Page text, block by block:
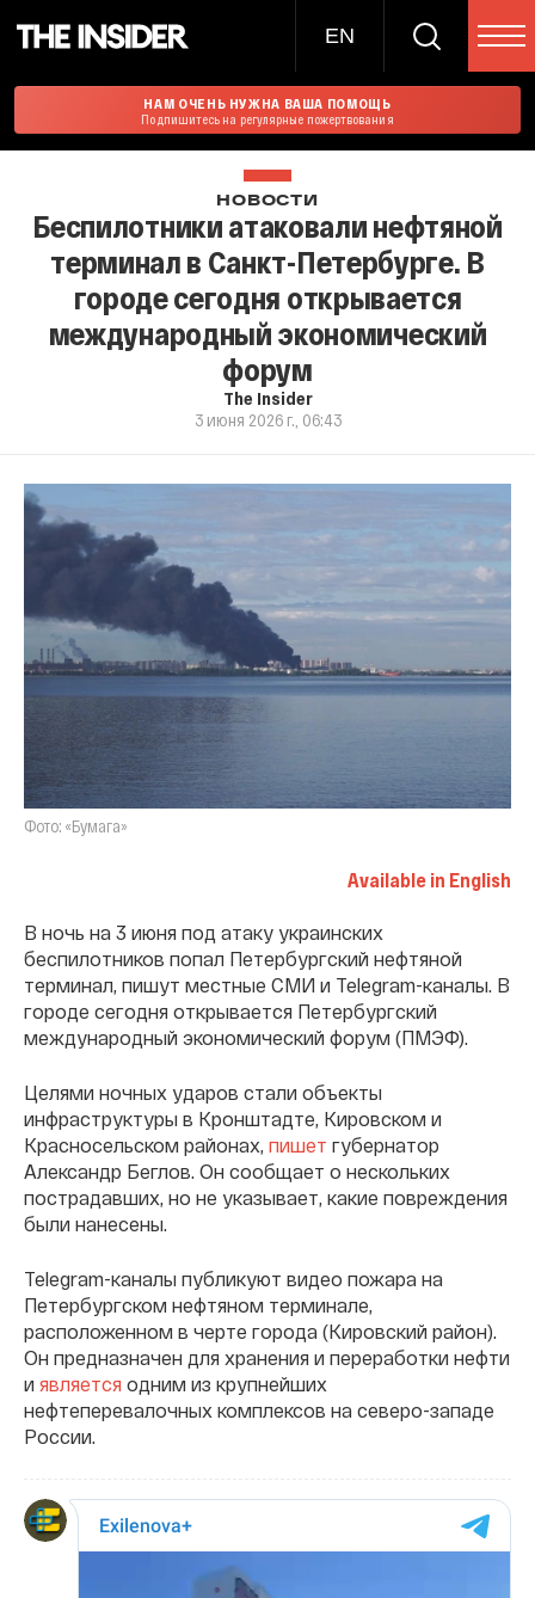
EN
НАМ ОЧЕНЬ НУЖНА ВАША ПОМОЩЬ
Подпишитесь на регулярные пожертвования
НОВОСТИ
Беспилотники атаковали нефтяной
терминал в Санкт-Петербурге. В
городе сегодня открывается
международный экономический
форум
The Insider
3 июня 2026 г., 06:43
Фото: «Бумага»
Available in English
В ночь на 3 июня под атаку украинских
беспилотников попал Петербургский нефтяной
терминал, пишут местные СМИ и Telegram-каналы. В
городе сегодня открывается Петербургский
международный экономический форум (ПМЭФ).
Целями ночных ударов стали объекты
инфраструктуры в Кронштадте, Кировском и
Красносельском районах, пишет губернатор
Александр Беглов. Он сообщает о нескольких
пострадавших, но не указывает, какие повреждения
были нанесены.
Telegram-каналы публикуют видео пожара на
Петербургском нефтяном терминале,
расположенном в черте города (Кировский район).
Он предназначен для хранения и переработки нефти
и является одним из крупнейших
нефтеперевалочных комплексов на северо-западе
России.